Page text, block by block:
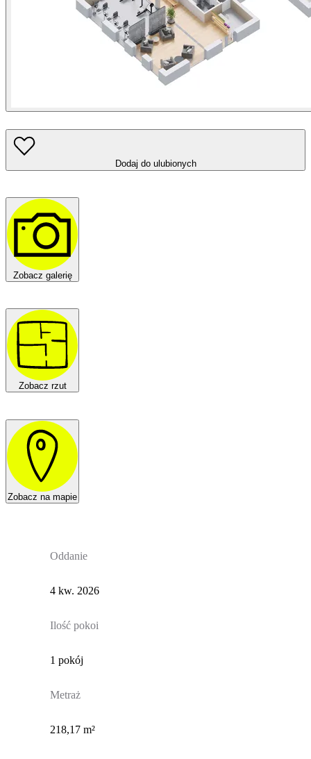
Dodaj do ulubionych
Zobacz galerię
Zobacz rzut
Zobacz na mapie
Oddanie
4 kw. 2026
Ilość pokoi
1 pokój
Metraż
218,17 m²